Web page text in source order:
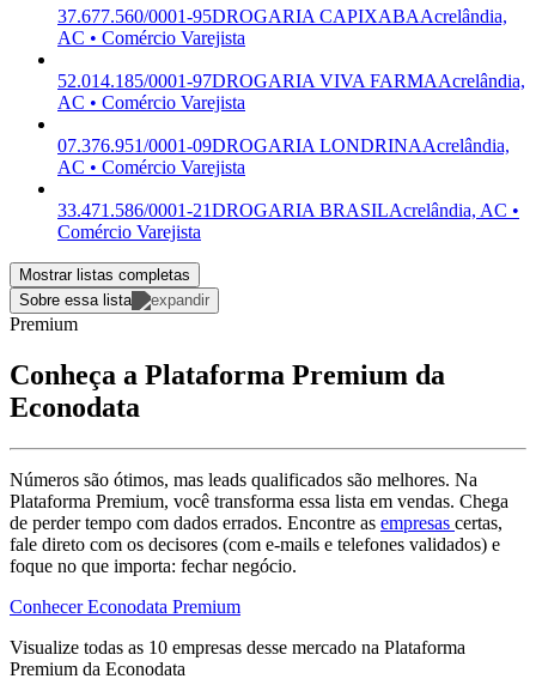
37.677.560/0001-95DROGARIA CAPIXABAAcrelândia,
AC • Comércio Varejista
52.014.185/0001-97DROGARIA VIVA FARMAAcrelândia,
AC • Comércio Varejista
07.376.951/0001-09DROGARIA LONDRINAAcrelândia,
AC • Comércio Varejista
33.471.586/0001-21DROGARIA BRASILAcrelândia, AC •
Comércio Varejista
Mostrar listas completas
Sobre essa lista
Premium
Conheça a Plataforma Premium da
Econodata
Números são ótimos, mas leads qualificados são melhores. Na
Plataforma Premium, você transforma essa lista em vendas. Chega
de perder tempo com dados errados. Encontre as empresas certas,
fale direto com os decisores (com e-mails e telefones validados) e
foque no que importa: fechar negócio.
Conhecer Econodata Premium
Visualize todas as 10 empresas desse mercado na Plataforma
Premium da Econodata